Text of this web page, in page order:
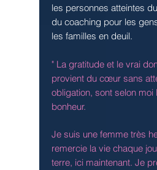
les personnes atteintes
du coaching pour les
les familles en deuil.
" La gratitude et le vrai
provient du cœur sans
obligation, sont selon
bonheur.
Je suis une femme très
remercie la vie chaque
terre, ici maintenant. Je